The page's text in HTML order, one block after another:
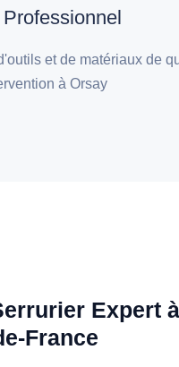
et de matériaux de
à Orsay
Expert
France